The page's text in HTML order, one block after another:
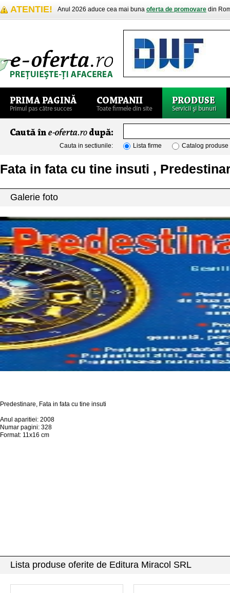
ATENTIE! Anul 2026 aduce cea mai buna oferta de promovare din
Cauta in sectiunile: Lista firme Catalog produse
Fata in fata cu tine insuti ,
Galerie foto
Predestinare, Fata in fata cu tine insuti
Anul aparitiei: 2008
Numar pagini: 328
Format: 11x16 cm
Lista produse oferite de Editura Miracol SRL